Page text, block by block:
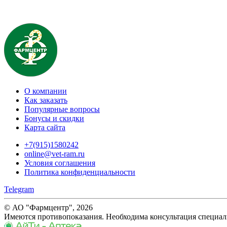
О компании
Как заказать
Популярные вопросы
Бонусы и скидки
Карта сайта
+7(915)1580242
online@vet-ram.ru
Условия соглашения
Политика конфиденциальности
Telegram
© АО "Фармцентр", 2026
Имеются противопоказания. Необходима консультация